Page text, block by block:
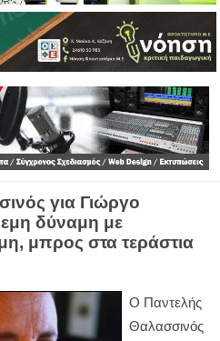
για Γιώργο
δύναμη με
μπρος στα τεράστια
Ο Παντελής
Θαλασσινός